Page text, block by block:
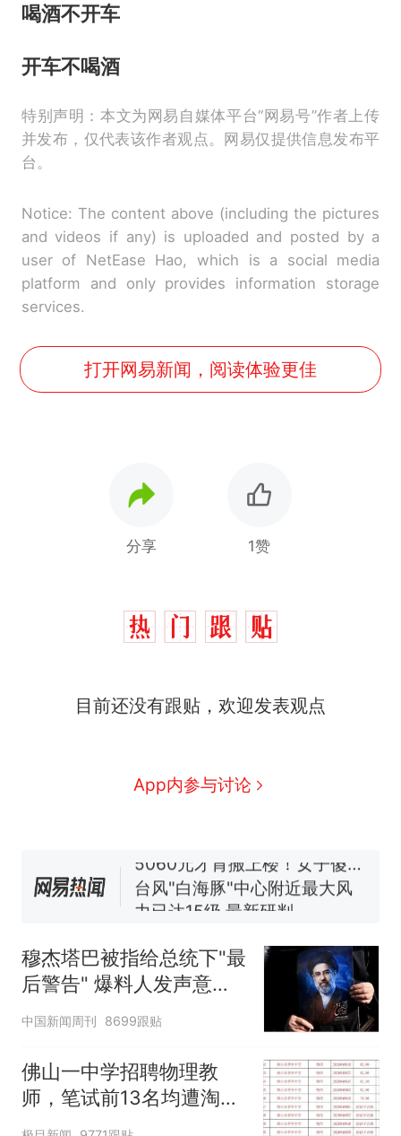
喝酒不开车
开车不喝酒
特别声明：本文为网易自媒体平台“网易号”作者上传
并发布，仅代表该作者观点。网易仅提供信息发布平
台。
Notice: The content above (including the pictures
and videos if any) is uploaded and posted by a
user of NetEase Hao, which is a social media
platform and only provides information storage
services.
打开网易新闻，阅读体验更佳
分享 1赞
目前还没有跟贴，欢迎发表观点
App内参与讨论
人生
新 费大厨“全国小炒肉大王”称
了……
台风"白海豚"中心附近最大风
力已达15级 最新研判
试前13名均遭淘汰？教育局：
已叫停招聘，成立调查组全面
核查
笔试第一被第二名传话劝弃考
官方通报
热
那个在床头放菜刀的女孩，
人生
穆杰塔巴被指给总统下"最
后警告" 爆料人发声意味
深长
中国新闻周刊 8699跟贴
佛山一中学招聘物理教
师，笔试前13名均遭淘
汰？教育局：已叫停招